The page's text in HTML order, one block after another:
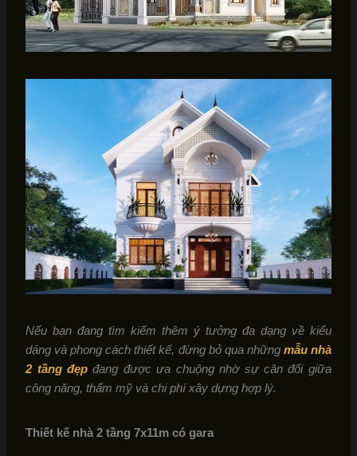
Nếu bạn đang tìm kiếm thêm ý tưởng đa dạng về kiểu
dáng và phong cách thiết kế, đừng bỏ qua những mẫu nhà
2 tầng đẹpđang được ưa chuộng nhờ sự cân đối giữa
công năng, thẩm mỹ và chi phí xây dựng hợp lý.
Thiết kế nhà 2 tầng 7x11m có gara